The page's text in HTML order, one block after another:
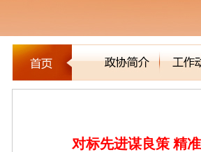
对标先进谋良策 精